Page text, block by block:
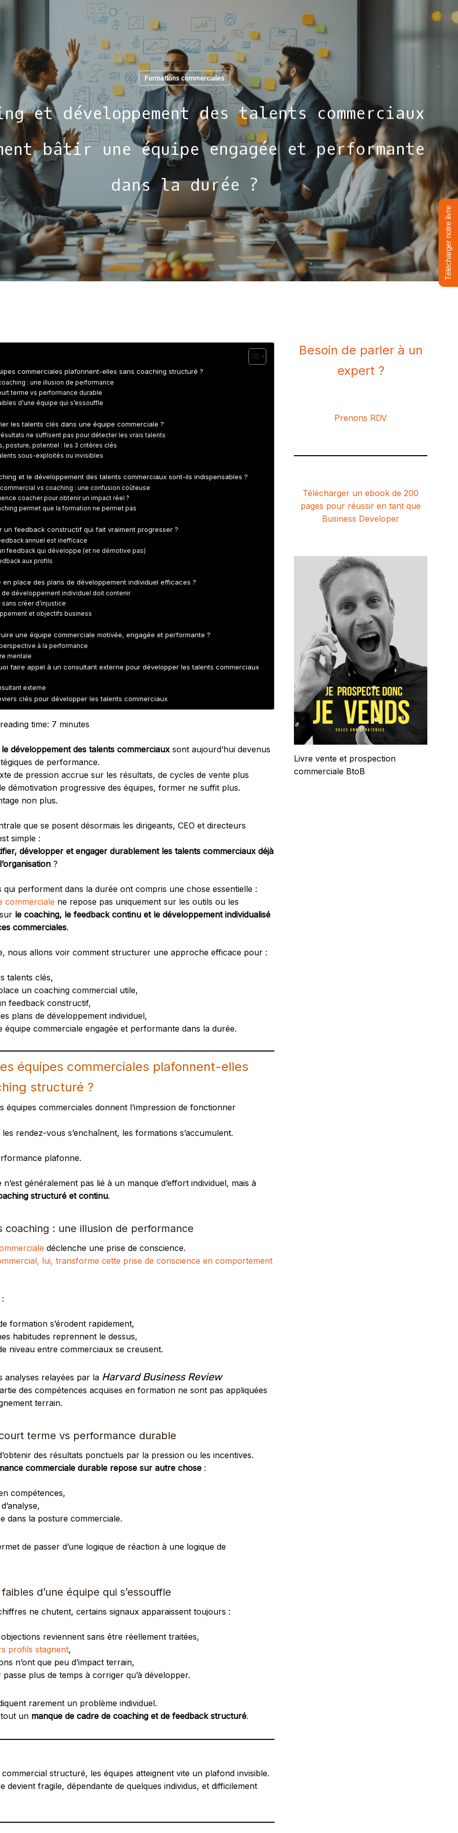
Formations commerciales
et développement des talents commerciaux
bâtir une équipe engagée et performante
dans la durée ?
commerciales plafonnent-elles sans coaching structuré ?
: une illusion de performance
terme vs performance durable
d’une équipe qui s’essouffle
les talents clés dans une équipe commerciale ?
ne suffisent pas pour détecter les vrais talents
posture, potentiel : les 3 critères clés
sous-exploités ou invisibles
et le développement des talents commerciaux sont-ils indispensables ?
vs coaching : une confusion coûteuse
coacher pour obtenir un impact réel ?
permet que la formation ne permet pas
un feedback constructif qui fait vraiment progresser ?
annuel est inefficace
feedback qui développe (et ne démotive pas)
aux profils
en place des plans de développement individuel efficaces ?
de développement individuel doit contenir
sans créer d’injustice
et objectifs business
une équipe commerciale motivée, engagée et performante ?
à la performance
mentale
faire appel à un consultant externe pour développer les talents commerciaux
externe
clés pour développer les talents commerciaux
time: 7 minutes
développement des talents commerciauxsont aujourd’hui devenus
de performance.
de pression accrue sur les résultats, de cycles de vente plus
démotivation progressive des équipes, former ne suffit plus.
non plus.
que se posent désormais les dirigeants, CEO et directeurs
simple :
développer et engager durablement les talents commerciaux déjà
?
qui performent dans la durée ont compris une chose essentielle :
commerciale ne repose pas uniquement sur les outils ou les
le coaching, le feedback continu et le développement individualisé
commerciales.
nous allons voir comment structurer une approche efficace pour :
talents clés,
un coaching commercial utile,
feedback constructif,
plans de développement individuel,
équipe commerciale engagée et performante dans la durée.
équipes commerciales plafonnent-elles
structuré ?
équipes commerciales donnent l’impression de fonctionner
les rendez-vous s’enchaînent, les formations s’accumulent.
plafonne.
généralement pas lié à un manque d’effort individuel, mais à
structuré et continu.
coaching : une illusion de performance
déclenche une prise de conscience.
lui, transforme cette prise de conscience en comportement
formation s’érodent rapidement,
habitudes reprennent le dessus,
niveau entre commerciaux se creusent.
analyses relayées par la Harvard Business Review
des compétences acquises en formation ne sont pas appliquées
terrain.
terme vs performance durable
des résultats ponctuels par la pression ou les incentives.
commerciale durable repose sur autre chose :
compétences,
dans la posture commerciale.
de passer d’une logique de réaction à une logique de
d’une équipe qui s’essouffle
ne chutent, certains signaux apparaissent toujours :
reviennent sans être réellement traitées,
profils stagnent,
n’ont que peu d’impact terrain,
passe plus de temps à corriger qu’à développer.
rarement un problème individuel.
un manque de cadre de coaching et de feedback structuré.
structuré, les équipes atteignent vite un plafond invisible.
devient fragile, dépendante de quelques individus, et difficilement
Besoin de parler à un
expert ?
Prenons RDV
Télécharger un ebook de 200
pages pour réussir en tant que
Business Developer
Livre vente et prospection
commerciale BtoB
Télécharger notre livre